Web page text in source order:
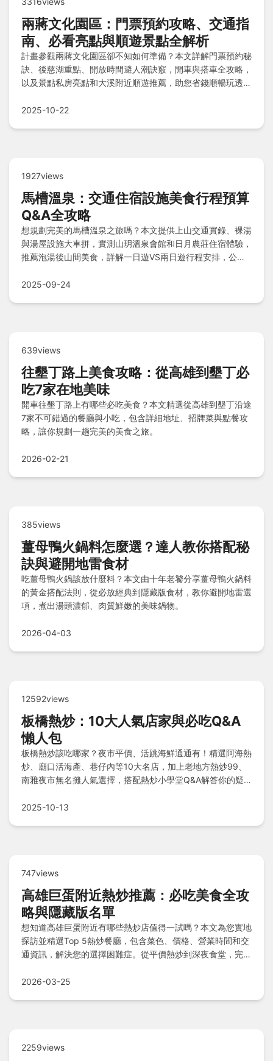
兩蔣文化園區：門票預約攻略、交通指
南、必看亮點與順遊景點全解析
計畫參觀兩蔣文化園區卻不知如何準備？本文詳解門票預約秘
訣、後慈湖重點、開放時間避人潮訣竅，開車與搭車全攻略，
以及景點私房亮點和大溪附近順遊推薦，助您省錢順暢玩透
2025-10-22
1927views
馬槽溫泉：交通住宿設施美食行程預算
Q&A全攻略
想規劃完美的馬槽溫泉之旅嗎？本文提供上山交通實錄、裸湯
與湯屋設施大車拼，實測山玥溫泉會館和日月農莊住宿體驗，
推薦泡湯後山間美食，詳解一日遊VS兩日遊行程安排，公開
溫泉假期！
2025-09-24
639views
往墾丁路上美食攻略：從高雄到墾丁必
吃7家在地美味
開車往墾丁路上有哪些必吃美食？本文精選從高雄到墾丁沿途
7家不可錯過的餐廳與小吃，包含詳細地址、招牌菜與點餐攻
略，讓你規劃一趟完美的美食之旅。
2026-02-21
385views
薑母鴨火鍋料怎麼選？達人教你搭配秘
訣與避開地雷食材
吃薑母鴨火鍋該放什麼料？本文由十年老饕分享薑母鴨火鍋料
的黃金搭配法則，從必放經典到隱藏版食材，教你避開地雷選
項，煮出湯頭濃郁、肉質鮮嫩的美味鍋物。
2026-04-03
12592views
板橋熱炒：10大人氣店家與必吃Q&A
懶人包
板橋熱炒該吃哪家？夜市平價、活跳海鮮通通有！精選阿海熱
炒、廟口活海產、巷仔內等10大名店，加上老地方熱炒99、
南雅夜市無名攤人氣選擇，搭配熱炒小學堂Q&A解答你的疑
板橋熱炒之旅！
2025-10-13
747views
高雄巨蛋附近熱炒推薦：必吃美食全攻
略與隱藏版名單
想知道高雄巨蛋附近有哪些熱炒店值得一試嗎？本文為您實地
探訪並精選Top 5熱炒餐廳，包含菜色、價格、營業時間和交
通資訊，解決您的選擇困難症。從平價熱炒到深夜食堂，完整
2026-03-25
2259views